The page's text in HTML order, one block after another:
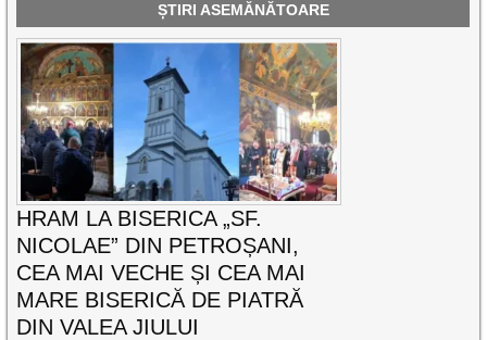
ȘTIRI ASEMĂNĂTOARE
HRAM LA BISERICA „SF.
NICOLAE” DIN PETROȘANI,
CEA MAI VECHE ȘI CEA MAI
MARE BISERICĂ DE PIATRĂ
DIN VALEA JIULUI